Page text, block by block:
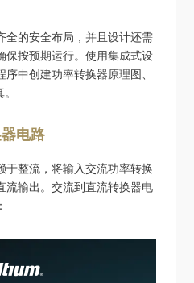
全的安全布局，并且设计还需
保按预期运行。使用集成式设
中创建功率转换器原理图、
电路
于整流，将输入交流功率转换
流输出。交流到直流转换器电